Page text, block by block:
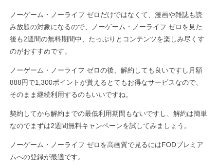
ノーゲーム・ノーライフ ゼロだけではなくて、漫画や雑誌も読
み放題の対象になるので、ノーゲーム・ノーライフ ゼロを見た
後も2週間の無料期間中、たっぷりとコンテンツを楽しみ尽くす
のがおすすめです。
ノーゲーム・ノーライフ ゼロの後、解約しても良いですし月額
888円で1,300ポイントが貰えるとてもお得なサービスなので、
そのまま継続利用するのもいいですね。
契約してから解約までの最低利用期間もないですし、解約は簡単
なのでまずは2週間無料キャンペーンを試してみましょう。
ノーゲーム・ノーライフ ゼロを高画質で見るにはFODプレミア
ムへの登録が最適です。